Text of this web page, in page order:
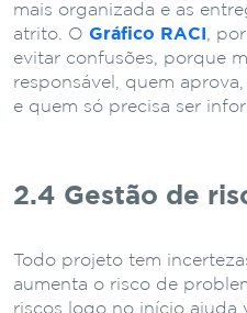
mais organizada e as
atrito. O Gráfico RACI
,
evitar confusões, porque
responsável, quem
e quem só precisa ser
2.4 Gestão de
Todo projeto tem
aumenta o risco de
riscos logo no início ajuda